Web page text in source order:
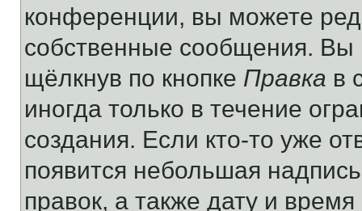
конференции, вы можете
собственные сообщения. Вы
щёлкнув по кнопке Правка в
иногда только в течение
создания. Если кто-то уже
появится небольшая
правок, а также дату и